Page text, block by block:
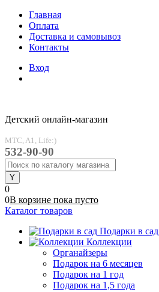
Главная
Оплата
Доставка и самовывоз
Контакты
Вход
Детский онлайн-магазин
MTC, A1, Life:)
532-90-90
0
0В корзине пока пусто
Каталог товаров
Подарки в сад
Коллекции
Органайзеры
Подарок на 6 месяцев
Подарок на 1 год
Подарок на 1,5 года